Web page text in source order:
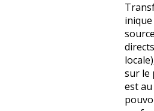
sur le
est